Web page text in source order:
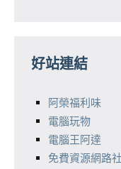
好站連結
阿榮福利味
電腦玩物
電腦王阿達
免費資源網路